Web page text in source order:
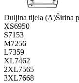
Duljina tijela (A)Širina
XS6950
S71 53
M7256
L7359
XL7462
2XL7565
3XL7668